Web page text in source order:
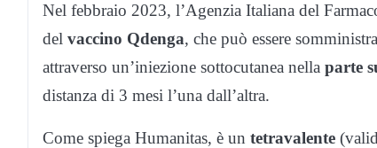
Nel febbraio 2023, l’Agenzia Italiana del
del vaccino Qdenga, che può essere
attraverso un’iniezione sottocutanea nella parte
distanza di 3 mesi l’una dall’altra.
Come spiega Humanitas, è un tetravalente